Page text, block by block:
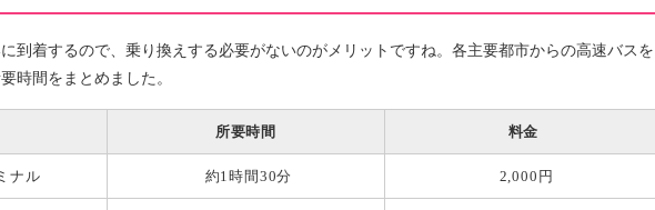
到着するので、乗り換えする必要がないのがメリットですね。各主要都市からの高速バスを
時間をまとめました。
所要時間 料金
ナル 約1時間30分 2,000円